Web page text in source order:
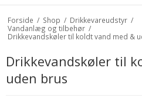
Forside / Shop / Drikkevareudstyr /
Vandanlæg og tilbehør /
Drikkevandskøler til koldt vand med &
Drikkevandskøler til
uden brus